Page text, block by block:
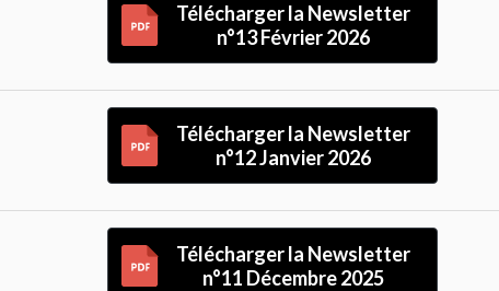
Télécharger la Newsletter
n°13 Février 2026
Télécharger la Newsletter
n°12 Janvier 2026
Télécharger la Newsletter
n°11 Décembre 2025